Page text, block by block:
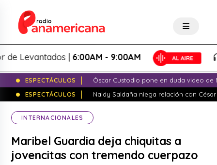
|6:00AM - 9:00AM
ESPECTÁCULOS
Óscar Custodio pone en duda video de
ESPECTÁCULOS
Naldy Saldaña niega relación con
INTERNACIONALES
Maribel Guardia deja chiquitas a
jovencitas con tremendo cuerpazo